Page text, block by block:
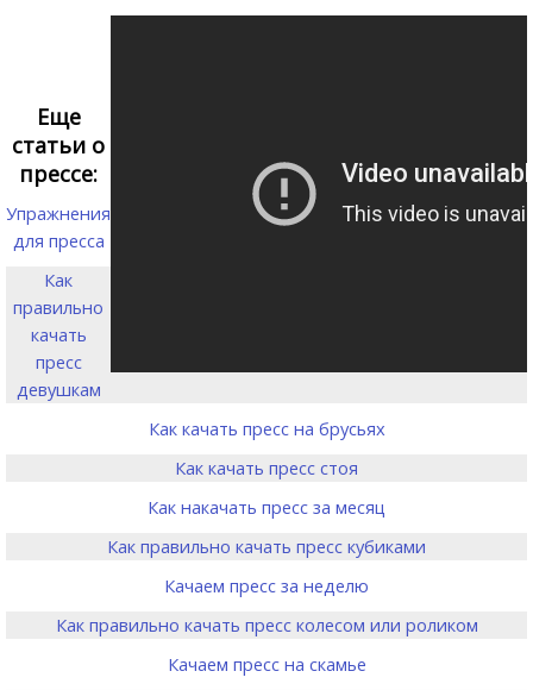
Еще
статьи о
прессе:
Упражнения
для пресса
Как
правильно
качать
пресс
девушкам
Как качать пресс на брусьях
Как качать пресс стоя
Как накачать пресс за месяц
Как правильно качать пресс кубиками
Качаем пресс за неделю
Как правильно качать пресс колесом или роликом
Качаем пресс на скамье